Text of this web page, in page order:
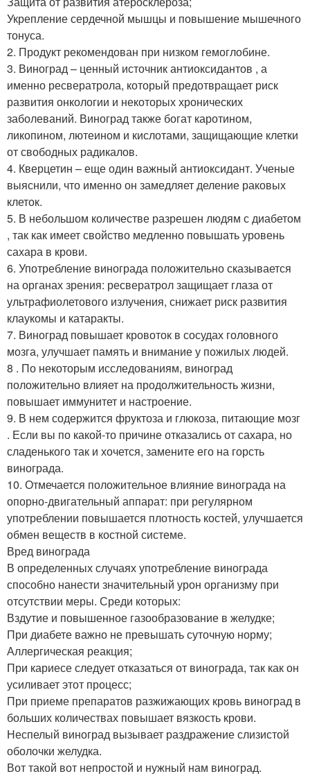
Укрепление сердечной мышцы и повышение мышечного
тонуса.
2. Продукт рекомендован при низком гемоглобине.
3. Виноград – ценный источник антиоксидантов , а
именно ресвератрола, который предотвращает риск
развития онкологии и некоторых хронических
заболеваний. Виноград также богат каротином,
ликопином, лютеином и кислотами, защищающие клетки
от свободных радикалов.
4. Кверцетин – еще один важный антиоксидант. Ученые
выяснили, что именно он замедляет деление раковых
клеток.
5. В небольшом количестве разрешен людям с диабетом
, так как имеет свойство медленно повышать уровень
сахара в крови.
6. Употребление винограда положительно сказывается
на органах зрения: ресвератрол защищает глаза от
ультрафиолетового излучения, снижает риск развития
клаукомы и катаракты.
7. Виноград повышает кровоток в сосудах головного
мозга, улучшает память и внимание у пожилых людей.
8 . По некоторым исследованиям, виноград
положительно влияет на продолжительность жизни,
повышает иммунитет и настроение.
9. В нем содержится фруктоза и глюкоза, питающие мозг
. Если вы по какой-то причине отказались от сахара, но
сладенького так и хочется, замените его на горсть
винограда.
10. Отмечается положительное влияние винограда на
опорно-двигательный аппарат: при регулярном
употреблении повышается плотность костей, улучшается
обмен веществ в костной системе.
Вред винограда
В определенных случаях употребление винограда
способно нанести значительный урон организму при
отсутствии меры. Среди которых:
Вздутие и повышенное газообразование в желудке;
При диабете важно не превышать суточную норму;
Аллергическая реакция;
При кариесе следует отказаться от винограда, так как он
усиливает этот процесс;
При приеме препаратов разжижающих кровь виноград в
больших количествах повышает вязкость крови.
Неспелый виноград вызывает раздражение слизистой
оболочки желудка.
Вот такой вот непростой и нужный нам виноград.